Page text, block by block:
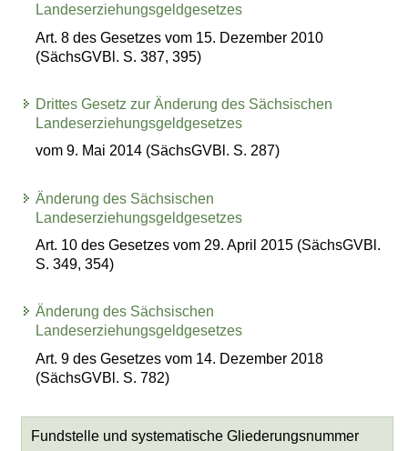
Landeserziehungsgeldgesetzes
Art. 8 des Gesetzes vom 15. Dezember 2010
(SächsGVBl. S. 387, 395)
Drittes Gesetz zur Änderung des Sächsischen
Landeserziehungsgeldgesetzes
vom 9. Mai 2014 (SächsGVBl. S. 287)
Änderung des Sächsischen
Landeserziehungsgeldgesetzes
Art. 10 des Gesetzes vom 29. April 2015 (SächsGVBl.
S. 349, 354)
Änderung des Sächsischen
Landeserziehungsgeldgesetzes
Art. 9 des Gesetzes vom 14. Dezember 2018
(SächsGVBl. S. 782)
Fundstelle und systematische Gliederungsnummer